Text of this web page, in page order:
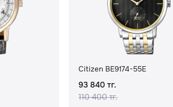
Citizen BE9174-55E
93 840 тг.
110 400 тг.